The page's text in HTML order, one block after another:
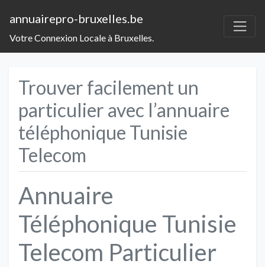
annuairepro-bruxelles.be
Votre Connexion Locale à Bruxelles.
Trouver facilement un
particulier avec l’annuaire
téléphonique Tunisie
Telecom
Annuaire
Téléphonique Tunisie
Telecom Particulier